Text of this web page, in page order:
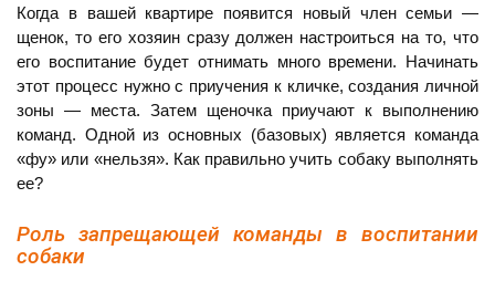
Когда в вашей квартире появится новый член семьи —
щенок, то его хозяин сразу должен настроиться на то, что
его воспитание будет отнимать много времени. Начинать
этот процесс нужно с приучения к кличке, создания личной
зоны — места. Затем щеночка приучают к выполнению
команд. Одной из основных (базовых) является команда
«фу» или «нельзя». Как правильно учить собаку выполнять
ее?
Роль запрещающей команды в воспитании
собаки